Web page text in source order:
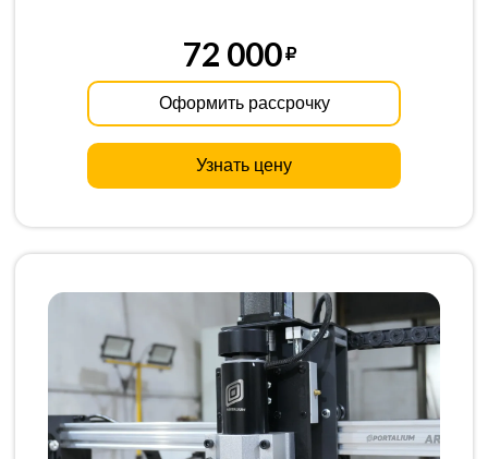
72 000
Оформить рассрочку
Узнать цену